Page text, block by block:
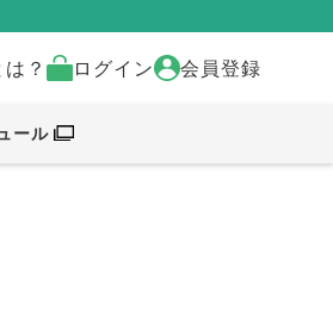
？ ログイン 会員登録
ール